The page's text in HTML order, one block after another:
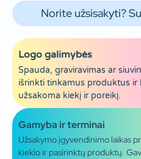
Norite užsisakyti?
Logo galimybės
Spauda, graviravimas ar
išrinkti tinkamus produktus ir
užsakoma kiekį ir poreikį.
Gamyba ir terminai
Užsakymo įgyvendinimo laikas
kiekio ir pasirinktų produktų.